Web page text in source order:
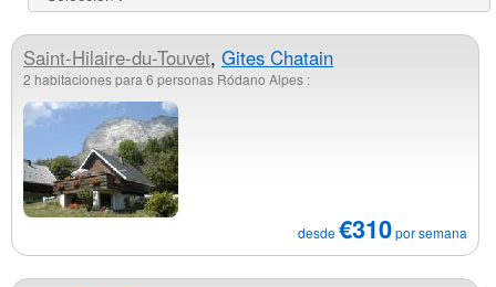
Saint-Hilaire-du-Touvet, Gites Chatain
2 habitaciones para 6 personas Ródano Alpes :
desde€310por semana